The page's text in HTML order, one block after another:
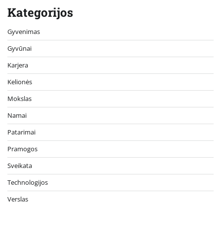
Kategorijos
Gyvenimas
Gyvūnai
Karjera
Kelionės
Mokslas
Namai
Patarimai
Pramogos
Sveikata
Technologijos
Verslas